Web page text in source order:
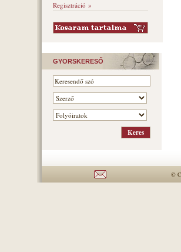
Regisztráció »
GYORSKERESŐ
©